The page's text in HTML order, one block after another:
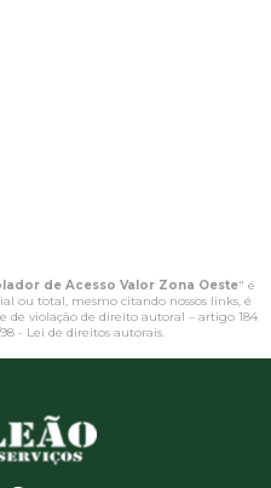
de Acesso Valor Zona Oeste" é
ou total, mesmo citando nossos links, é
de violação de direito autoral – artigo 184
98 - Lei de direitos autorais